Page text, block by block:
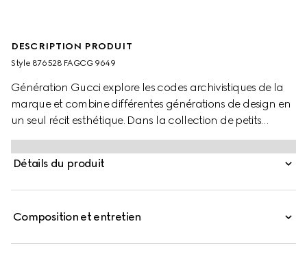
DESCRIPTION PRODUIT
Style ‎876528 FAGCG 9649
Génération Gucci explore les codes archivistiques de la
marque et combine différentes générations de design en
un seul récit esthétique. Dans la collection de petits
maroquinerie, la tête de tigre Dionysus est réinventée en
une fermeture fonctionnelle avec de magnifiques détails
inspirés de la joaillerie sur ce portefeuille, confectionné en
Détails du produit
Composition et entretien